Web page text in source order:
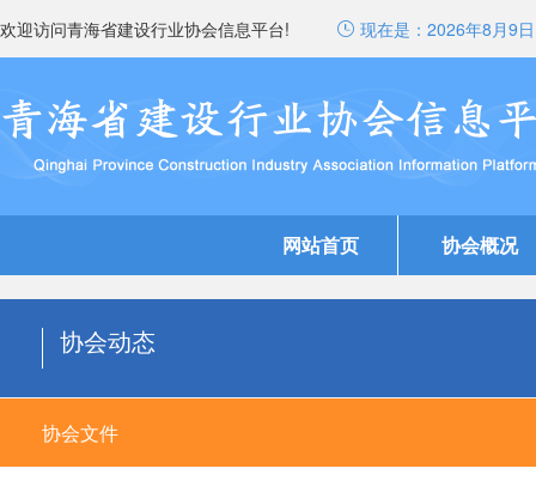
欢迎访问青海省建设行业协会信息平台! 现在是： 2026年8月9
网站首页 协会概况
协会动态
协会文件